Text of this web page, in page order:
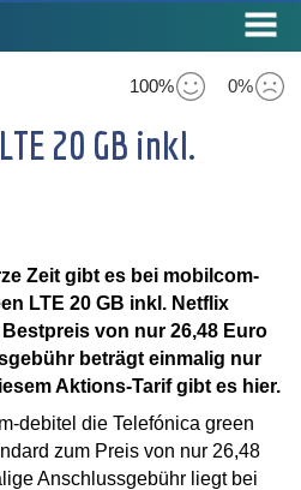
100% 0%
20 GB inkl.
Zeit gibt es bei mobilcom-
LTE 20 GB inkl. Netflix
von nur 26,48 Euro
beträgt einmalig nur
Aktions-Tarif gibt es hier.
debitel die Telefónica green
zum Preis von nur 26,48
Anschlussgebühr liegt bei